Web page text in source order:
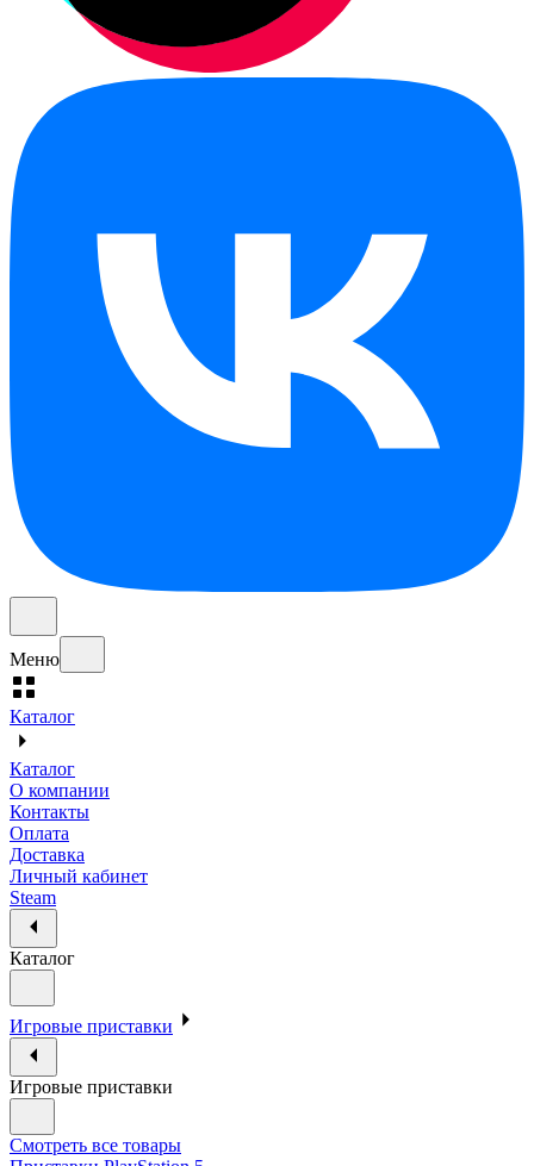
Меню
Каталог
Каталог
О компании
Контакты
Оплата
Доставка
Личный кабинет
Steam
Каталог
Игровые приставки
Игровые приставки
Смотреть все товары